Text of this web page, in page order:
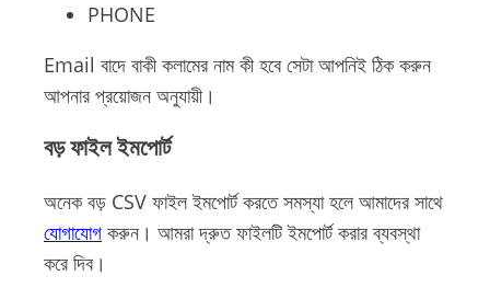
PHONE
Email বাদে বাকী কলামের নাম কী হবে সেটা আপনিই ঠিক করুন
আপনার প্রয়োজন অনুযায়ী।
বড় ফাইল ইমপোর্ট
অনেক বড় CSV ফাইল ইমপোর্ট করতে সমস্যা হলে আমাদের সাথে
যোগাযোগ করুন। আমরা দ্রুত ফাইলটি ইমপোর্ট করার ব্যবস্থা
করে দিব।